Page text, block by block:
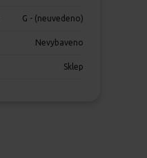
G - (neuvedeno)
Nevybaveno
Sklep